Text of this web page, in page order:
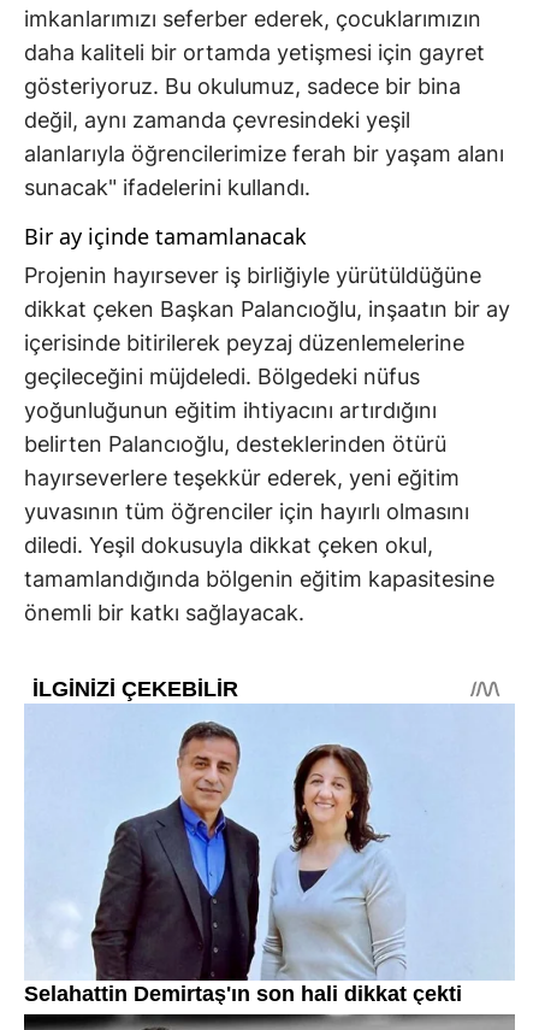
imkanlarımızı seferber ederek, çocuklarımızın
daha kaliteli bir ortamda yetişmesi için gayret
gösteriyoruz. Bu okulumuz, sadece bir bina
değil, aynı zamanda çevresindeki yeşil
alanlarıyla öğrencilerimize ferah bir yaşam alanı
sunacak" ifadelerini kullandı.
Bir ay içinde tamamlanacak
Projenin hayırsever iş birliğiyle yürütüldüğüne
dikkat çeken Başkan Palancıoğlu, inşaatın bir ay
içerisinde bitirilerek peyzaj düzenlemelerine
geçileceğini müjdeledi. Bölgedeki nüfus
yoğunluğunun eğitim ihtiyacını artırdığını
belirten Palancıoğlu, desteklerinden ötürü
hayırseverlere teşekkür ederek, yeni eğitim
yuvasının tüm öğrenciler için hayırlı olmasını
diledi. Yeşil dokusuyla dikkat çeken okul,
tamamlandığında bölgenin eğitim kapasitesine
önemli bir katkı sağlayacak.